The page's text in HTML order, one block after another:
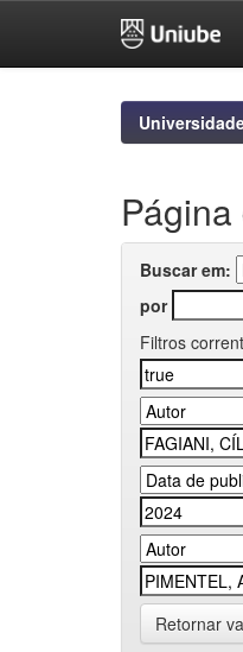
Buscar em:
por
Filtros
Retornar